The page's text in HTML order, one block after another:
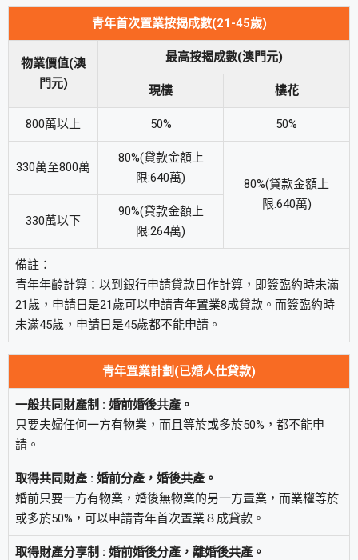
青年首次置業按揭成數(21-45歲)
物業價值(澳
門元)
最高按揭成數(澳門元)
現樓 樓花
800萬以上 50% 50%
330萬至800萬
80%(貸款金額上
限:640萬)
80%(貸款金額上
限:640萬)
330萬以下
90%(貸款金額上
限:264萬)
備註：
青年年齡計算：以到銀行申請貸款日作計算，即簽臨約時未滿
21歲，申請日是21歲可以申請青年置業8成貸款。而簽臨約時
未滿45歲，申請日是45歲都不能申請。
青年罝業計劃(已婚人仕貸款)
一般共同財產制 : 婚前婚後共產。
只要夫婦任何一方有物業，而且等於或多於50%，都不能申
請。
取得共同財產 : 婚前分產，婚後共產。
婚前只要一方有物業，婚後無物業的另一方置業，而業權等於
或多於50%，可以申請青年首次置業８成貸款。
取得財產分享制 : 婚前婚後分產，離婚後共產。